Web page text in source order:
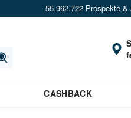
55.962.722 Prospekte &
CASHBACK